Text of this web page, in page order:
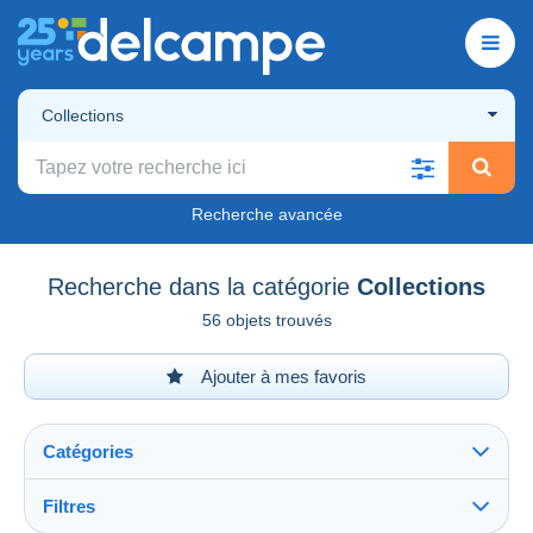
Collections
Recherche avancée
Recherche dans la catégorie Collections
56 objets trouvés
Ajouter à mes favoris
Catégories
Filtres